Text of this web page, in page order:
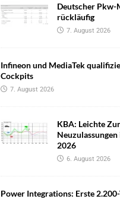
Deutscher
rückläufig
7. August 2026
Infineon und MediaTek
Cockpits
7. August 2026
KBA: Leichte
2026
6. August 2026
Power Integrations: Erste